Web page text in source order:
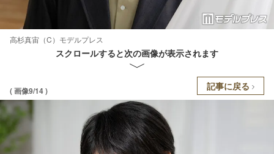
高杉真宙（C）モデルプレス
スクロールすると次の画像が表示されます
( 画像9/14 ) 記事に戻る